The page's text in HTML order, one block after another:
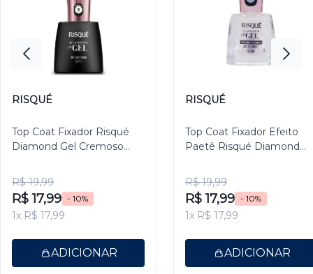
RISQUÉ
Top Coat Fixador Risqué
Diamond Gel Cremoso
R$ 19,99
R$ 17,99 - 10%
1x R$ 17,99
ADICIONAR
RISQUÉ
Top Coat Fixador Efeito
Paetê Risqué Diamond
R$ 19,99
R$ 17,99 - 10%
1x R$ 17,99
ADICIONAR